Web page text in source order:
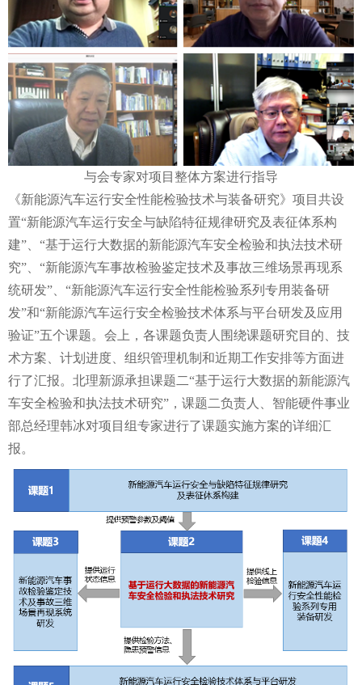
与会专家对项目整体方案进行指导
《新能源汽车运行安全性能检验技术与装备研究》项目共设
置“新能源汽车运行安全与缺陷特征规律研究及表征体系构
建”、“基于运行大数据的新能源汽车安全检验和执法技术研
究”、“新能源汽车事故检验鉴定技术及事故三维场景再现系
统研发”、“新能源汽车运行安全性能检验系列专用装备研
发”和“新能源汽车运行安全检验技术体系与平台研发及应用
验证”五个课题。会上，各课题负责人围绕课题研究目的、技
术方案、计划进度、组织管理机制和近期工作安排等方面进
行了汇报。北理新源承担课题二“基于运行大数据的新能源汽
车安全检验和执法技术研究”，课题二负责人、智能硬件事业
部总经理韩冰对项目组专家进行了课题实施方案的详细汇
报。